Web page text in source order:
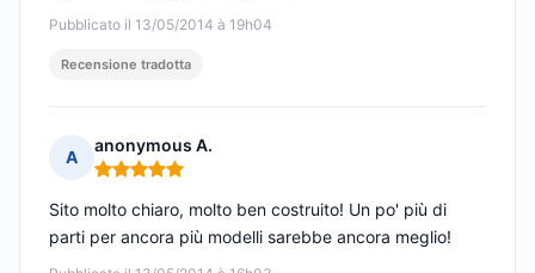
Pubblicato il 13/05/2014 à 19h04
Recensione tradotta
A
anonymous A.
Nota: 5 su 5
Sito molto chiaro, molto ben costruito! Un po' più di
parti per ancora più modelli sarebbe ancora meglio!